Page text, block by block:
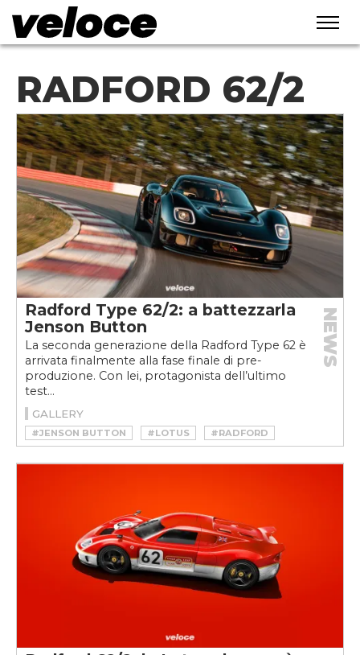
RADFORD 62/2
Radford Type 62/2: a battezzarla
Jenson Button
La seconda generazione della Radford Type 62 è
arrivata finalmente alla fase finale di pre-
produzione. Con lei, protagonista dell’ultimo
test...
NEWS
GALLERY
#JENSON BUTTON #LOTUS
#RADFORD
#RADFORD 62/2
#RADFORD TYPE 62/2